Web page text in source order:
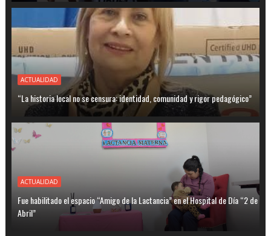
ACTUALIDAD
“La historia local no se censura: identidad, comunidad y rigor pedagógico”
ACTUALIDAD
Fue habilitado el espacio “Amigo de la Lactancia” en el Hospital de Día “2 de
Abril”